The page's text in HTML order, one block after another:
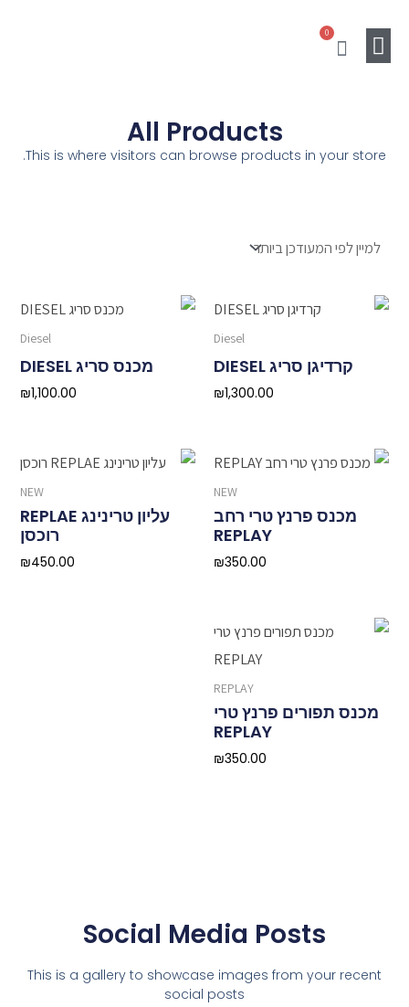
לתוכן
0
עגלת
All Products
This is where visitors can browse products in your store.
Diesel
קרדיגן סריג DIESEL
₪1,300.00
Diesel
מכנס סריג DIESEL
₪1,100.00
NEW
מכנס פרנץ טרי רחב
REPLAY
₪350.00
NEW
עליון טרינינג REPLAE
רוכסן
₪450.00
REPLAY
מכנס תפורים פרנץ טרי
REPLAY
₪350.00
Social Media Posts
This is a gallery to showcase images from your recent
social posts